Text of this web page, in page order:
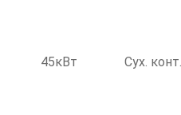
45кВт Сух.